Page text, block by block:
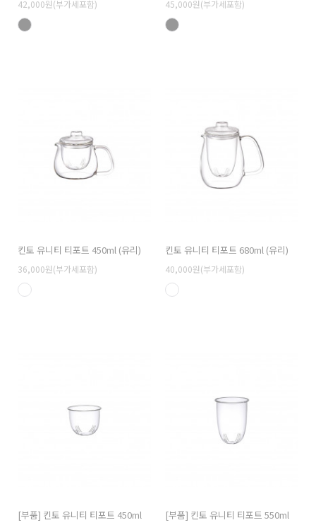
42,000원(부가세포함) 45,000원(부가세포함)
킨토 유니티 티포트 450ml (유리)
36,000원(부가세포함)
킨토 유니티 티포트 680ml (유리)
40,000원(부가세포함)
[부품] 킨토 유니티 티포트 450ml
[부품] 킨토 유니티 티포트 550ml